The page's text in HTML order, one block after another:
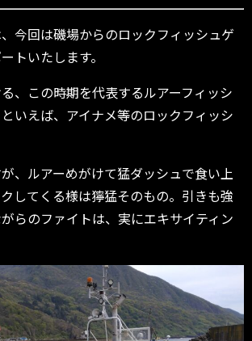
今回は磯場からのロックフィッシュゲ
トいたします。
、この時期を代表するルアーフィッシ
いえば、アイナメ等のロックフィッシ
、ルアーめがけて猛ダッシュで食い上
してくる様は獰猛そのもの。引きも強
らのファイトは、実にエキサイティン